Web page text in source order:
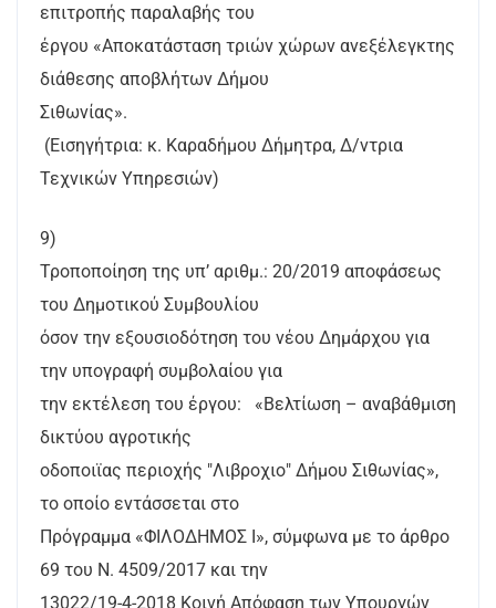
επιτροπής παραλαβής του
έργου «Αποκατάσταση τριών χώρων ανεξέλεγκτης
διάθεσης αποβλήτων Δήμου
Σιθωνίας».
(Εισηγήτρια: κ. Καραδήμου Δήμητρα, Δ/ντρια
Τεχνικών Υπηρεσιών)
9)
Τροποποίηση της υπ’ αριθμ.: 20/2019 αποφάσεως
του Δημοτικού Συμβουλίου
όσον την εξουσιοδότηση του νέου Δημάρχου για
την υπογραφή συμβολαίου για
την εκτέλεση του έργου: «Βελτίωση – αναβάθμιση
δικτύου αγροτικής
οδοποιϊας περιοχής "Λιβροχιο" Δήμου Σιθωνίας»,
το οποίο εντάσσεται στο
Πρόγραμμα «ΦΙΛΟΔΗΜΟΣ Ι», σύμφωνα με το άρθρο
69 του Ν. 4509/2017 και την
13022/19-4-2018 Κοινή Απόφαση των Υπουργών